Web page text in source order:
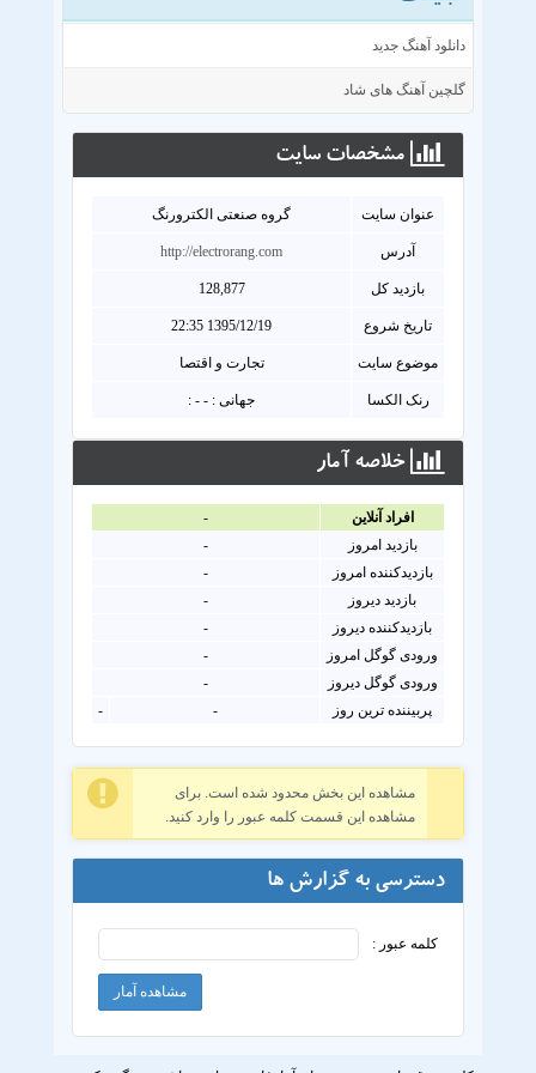
دانلود آهنگ جدید
گلچین آهنگ های شاد
مشخصات سايت
عنوان سايت گروه صنعتی الکترورنگ
آدرس http://electrorang.com
بازدید کل 128,877
تاریخ شروع 1395/12/19 22:35
موضوع سایت تجارت و اقتصا
رنک الکسا جهانی : - - :
خلاصه آمار
افراد آنلاين
-
بازدید امروز
-
بازدیدکننده امروز
-
بازدید دیروز
-
بازدیدکننده دیروز
-
ورودی گوگل امروز
-
ورودی گوگل دیروز
-
پربیننده ترین روز
-
-
مشاهده این بخش محدود شده است. برای
مشاهده این قسمت کلمه عبور را وارد کنید.
دسترسی به گزارش ها
کلمه عبور :